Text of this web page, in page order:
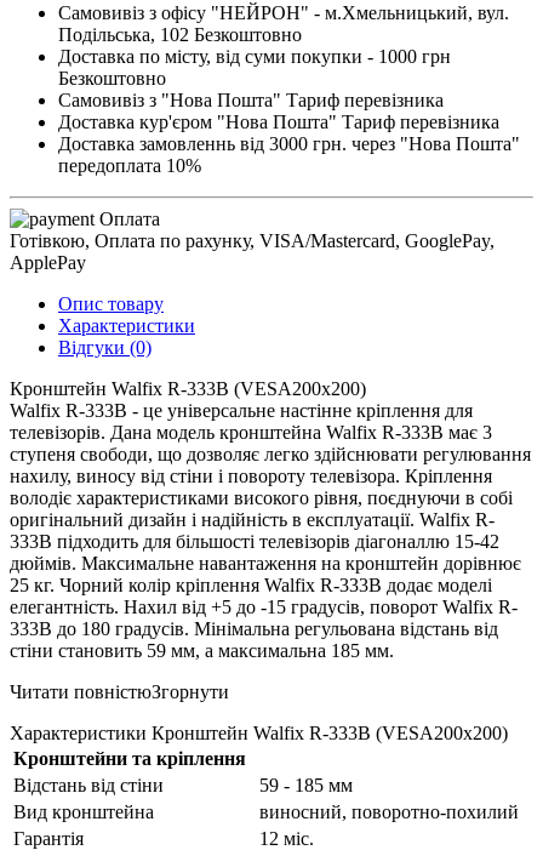
Самовивіз з офісу "НЕЙРОН" - м.Хмельницький, вул.
Подільська, 102 Безкоштовно
Доставка по місту, від суми покупки - 1000 грн
Безкоштовно
Самовивіз з "Нова Пошта" Тариф перевізника
Доставка кур'єром "Нова Пошта" Тариф перевізника
Доставка замовленнь від 3000 грн. через "Нова Пошта"
передоплата 10%
Оплата
Готівкою, Оплата по рахунку, VISA/Mastercard, GooglePay,
ApplePay
Опис товару
Характеристики
Відгуки (0)
Кронштейн Walfix R-333B (VESA200х200)
Walfix R-333B - це універсальне настінне кріплення для
телевізорів. Дана модель кронштейна Walfix R-333B має 3
ступеня свободи, що дозволяє легко здійснювати регулювання
нахилу, виносу від стіни і повороту телевізора. Кріплення
володіє характеристиками високого рівня, поєднуючи в собі
оригінальний дизайн і надійність в експлуатації. Walfix R-
333B підходить для більшості телевізорів діагоналлю 15-42
дюймів. Максимальне навантаження на кронштейн дорівнює
25 кг. Чорний колір кріплення Walfix R-333B додає моделі
елегантність. Нахил від +5 до -15 градусів, поворот Walfix R-
333B до 180 градусів. Мінімальна регульована відстань від
стіни становить 59 мм, а максимальна 185 мм.
Читати повністюЗгорнути
Характеристики Кронштейн Walfix R-333B (VESA200х200)
Кронштейни та кріплення
Відстань від стіни
59 - 185 мм
Вид кронштейна
виносний, поворотно-похилий
Гарантія
12 міс.